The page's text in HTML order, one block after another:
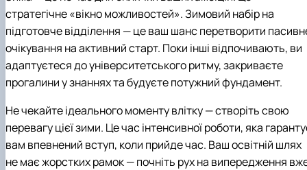
стратегічне «вікно можливостей». Зимовий набір на
підготовче відділення — це ваш шанс перетворити
очікування на активний старт. Поки інші відпочивають, ви
адаптуєтеся до університетського ритму, закриваєте
прогалини у знаннях та будуєте потужний фундамент.
Не чекайте ідеального моменту влітку — створіть свою
перевагу цієї зими. Це час інтенсивної роботи, яка
вам впевнений вступ, коли прийде час. Ваш освітній шлях
не має жорстких рамок — почніть рух на випередження